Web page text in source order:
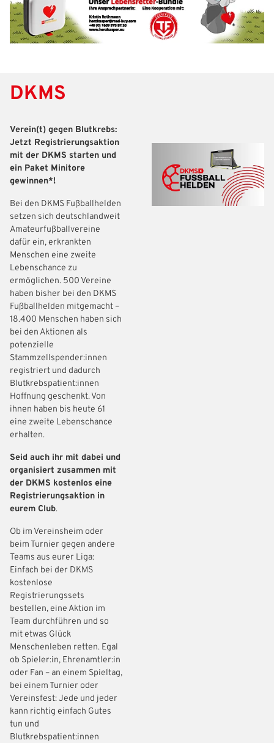
DKMS
Verein(t) gegen Blutkrebs:
Jetzt Registrierungsaktion
mit der DKMS starten und
ein Paket Minitore
gewinnen*!
Bei den DKMS Fußballhelden
setzen sich deutschlandweit
Amateurfußballvereine
dafür ein, erkrankten
Menschen eine zweite
Lebenschance zu
ermöglichen. 500 Vereine
haben bisher bei den DKMS
Fußballhelden mitgemacht –
18.400 Menschen haben sich
bei den Aktionen als
potenzielle
Stammzellspender:innen
registriert und dadurch
Blutkrebspatient:innen
Hoffnung geschenkt. Von
ihnen haben bis heute 61
eine zweite Lebenschance
erhalten.
Seid auch ihr mit dabei und
organisiert zusammen mit
der DKMS kostenlos eine
Registrierungsaktion in
eurem Club.
Ob im Vereinsheim oder
beim Turnier gegen andere
Teams aus eurer Liga:
Einfach bei der DKMS
kostenlose
Registrierungssets
bestellen, eine Aktion im
Team durchführen und so
mit etwas Glück
Menschenleben retten. Egal
ob Spieler:in, Ehrenamtler:in
oder Fan – an einem Spieltag,
bei einem Turnier oder
Vereinsfest: Jede und jeder
kann richtig einfach Gutes
tun und
Blutkrebspatient:innen